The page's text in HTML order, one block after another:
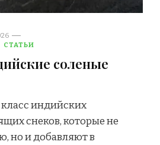
СТАТЬИ
соленые
индийских
снеков, которые не
но и добавляют в